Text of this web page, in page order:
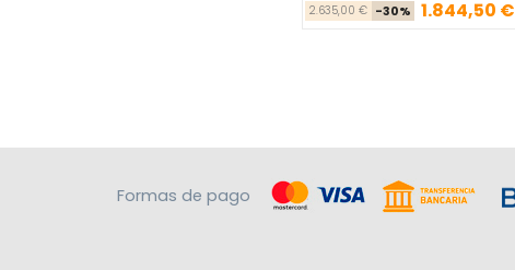
Precio base
2.635,00 € -30% Precio
1.844,50 €
Formas de pago